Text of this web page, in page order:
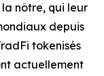
nôtre, qui leur
depuis
tokenisés
actuellement